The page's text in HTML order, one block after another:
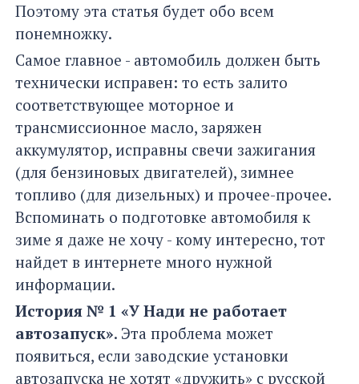
Поэтому эта статья будет обо всем
понемножку.
Самое главное - автомобиль должен быть
технически исправен: то есть залито
соответствующее моторное и
трансмиссионное масло, заряжен
аккумулятор, исправны свечи зажигания
(для бензиновых двигателей), зимнее
топливо (для дизельных) и прочее-прочее.
Вспоминать о подготовке автомобиля к
зиме я даже не хочу - кому интересно, тот
найдет в интернете много нужной
информации.
История № 1 «У Нади не работает
автозапуск». Эта проблема может
появиться, если заводские установки
автозапуска не хотят «дружить» с русской